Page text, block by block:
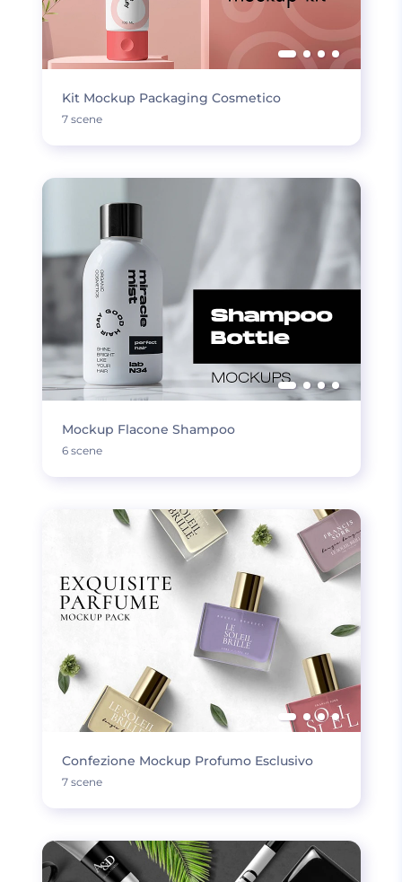
Kit Mockup Packaging Cosmetico
7 scene
Mockup Flacone Shampoo
6 scene
Confezione Mockup Profumo Esclusivo
7 scene